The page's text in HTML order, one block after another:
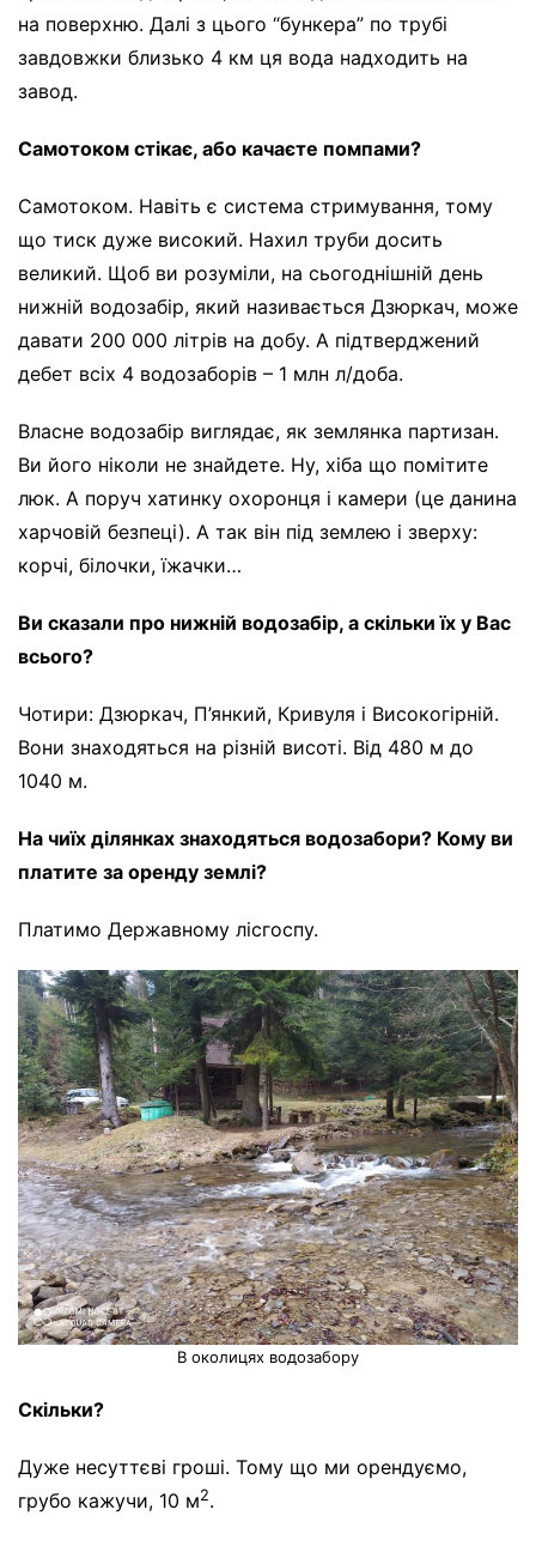
на поверхню. Далі з цього “бункера” по трубі
завдовжки близько 4 км ця вода надходить на
завод.
Самотоком стікає, або качаєте помпами?
Самотоком. Навіть є система стримування, тому
що тиск дуже високий. Нахил труби досить
великий. Щоб ви розуміли, на сьогоднішній день
нижній водозабір, який називається Дзюркач, може
давати 200 000 літрів на добу. А підтверджений
дебет всіх 4 водозаборів – 1 млн л/доба.
Власне водозабір виглядає, як землянка партизан.
Ви його ніколи не знайдете. Ну, хіба що помітите
люк. А поруч хатинку охоронця і камери (це данина
харчовій безпеці). А так він під землею і зверху:
корчі, білочки, їжачки…
Ви сказали про нижній водозабір, а скільки їх у Вас
всього?
Чотири: Дзюркач, П’янкий, Кривуля і Високогірній.
Вони знаходяться на різній висоті. Від 480 м до
1040 м.
На чиїх ділянках знаходяться водозабори? Кому ви
платите за оренду землі?
Платимо Державному лісгоспу.
В околицях водозабору
Скільки?
Дуже несуттєві гроші. Тому що ми орендуємо,
грубо кажучи, 10 м2.